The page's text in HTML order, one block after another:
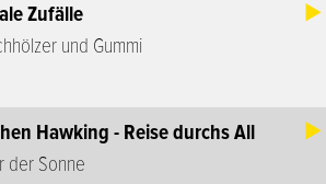
Zufälle
und Gummi
Hawking - Reise durchs All
der Sonne